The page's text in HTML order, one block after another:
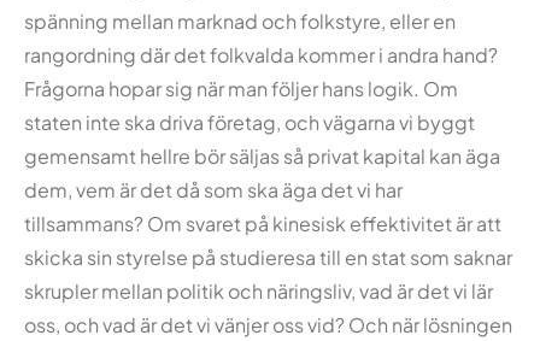
spänning mellan marknad och folkstyre, eller en
rangordning där det folkvalda kommer i andra hand?
Frågorna hopar sig när man följer hans logik. Om
staten inte ska driva företag, och vägarna vi byggt
gemensamt hellre bör säljas så privat kapital kan äga
dem, vem är det då som ska äga det vi har
tillsammans? Om svaret på kinesisk effektivitet är att
skicka sin styrelse på studieresa till en stat som saknar
skrupler mellan politik och näringsliv, vad är det vi lär
oss, och vad är det vi vänjer oss vid? Och när lösningen